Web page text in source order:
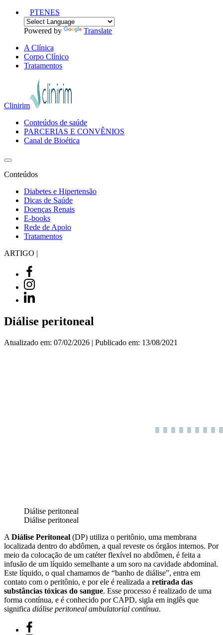
PTENES
Powered by
Translate
A Clínica
Corpo Clínico
Tratamentos
Clinirim
Conteúdos de saúde
PARCERIAS E CONVÊNIOS
Canal de Bioética
Conteúdos
Diabetes e Hipertensão
Dicas de Saúde
Doenças Renais
E-books
Rede de Apoio
Tratamentos
ARTIGO |
Diálise peritoneal
Atualizado em: 07/02/2026 | Publicado em: 13/08/2021
Diálise peritoneal
Diálise peritoneal
A Diálise Peritoneal (DP) utiliza o peritônio, uma membrana
localizada dentro do abdômen, a qual reveste os órgãos internos. Por
meio da colocação de um catéter flexível no abdômen, é feita a
infusão de um líquido semelhante a um soro na cavidade abdominal.
Este líquido, o qual chamamos de “banho de diálise”, entra em
contato com o peritônio, e por ele é realizada a retirada das
substâncias tóxicas do sangue. Esse processo é realizado de uma
forma contínua, e é conhecido por CAPD, sigla em inglês que
significa diálise peritoneal ambulatorial contínua.